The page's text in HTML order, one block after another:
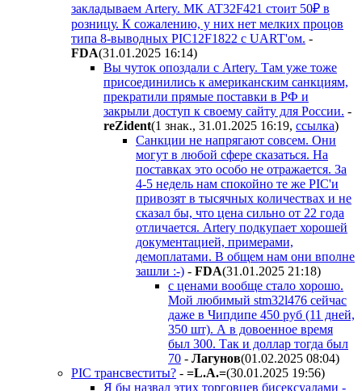
закладываем Artery. МК AT32F421 стоит 50₽ в
розницу. К сожалению, у них нет мелких процов
типа 8-выводных PIC12F1822 с UART'ом. -
FDA(31.01.2025 16:14)
Вы чуток опоздали с Artery. Там уже тоже
присоединились к американским санкциям,
прекратили прямые поставки в РФ и
закрыли доступ к своему сайту для России. -
reZident(1 знак., 31.01.2025 16:19, ссылка)
Санкции не напрягают совсем. Они
могут в любой сфере сказаться. На
поставках это особо не отражается. За
4-5 недель нам спокойно те же PIC'и
привозят в тысячных количествах и не
сказал бы, что цена сильно от 22 года
отличается. Artery подкупает хорошей
документацией, примерами,
демоплатами. В общем нам они вполне
зашли :-) - FDA(31.01.2025 21:18)
с ценами вообще стало хорошо.
Мой любимый stm32l476 сейчас
даже в Чипдипе 450 руб (11 дней,
350 шт). А в довоенное время
был 300. Так и доллар тогда был
70 - Лaгyнoв(01.02.2025 08:04)
PIC трансвеститы? - =L.A.=(30.01.2025 19:56)
Я бы назвал этих торговцев бисексуалами -